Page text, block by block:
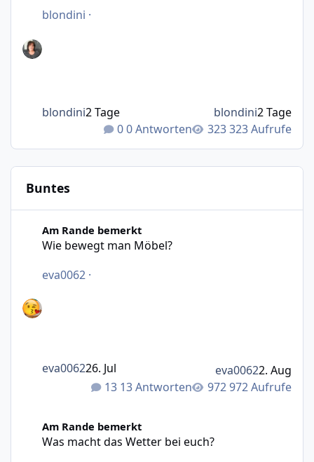
blondini ·
0 Antworten 323 Aufrufe
blondini2 Tage blondini2 Tage
Buntes
Am Rande bemerkt
Wie bewegt man Möbel?
eva0062 ·
13 Antworten 972 Aufrufe
eva006226. Jul eva00622. Aug
Am Rande bemerkt
Was macht das Wetter bei euch?